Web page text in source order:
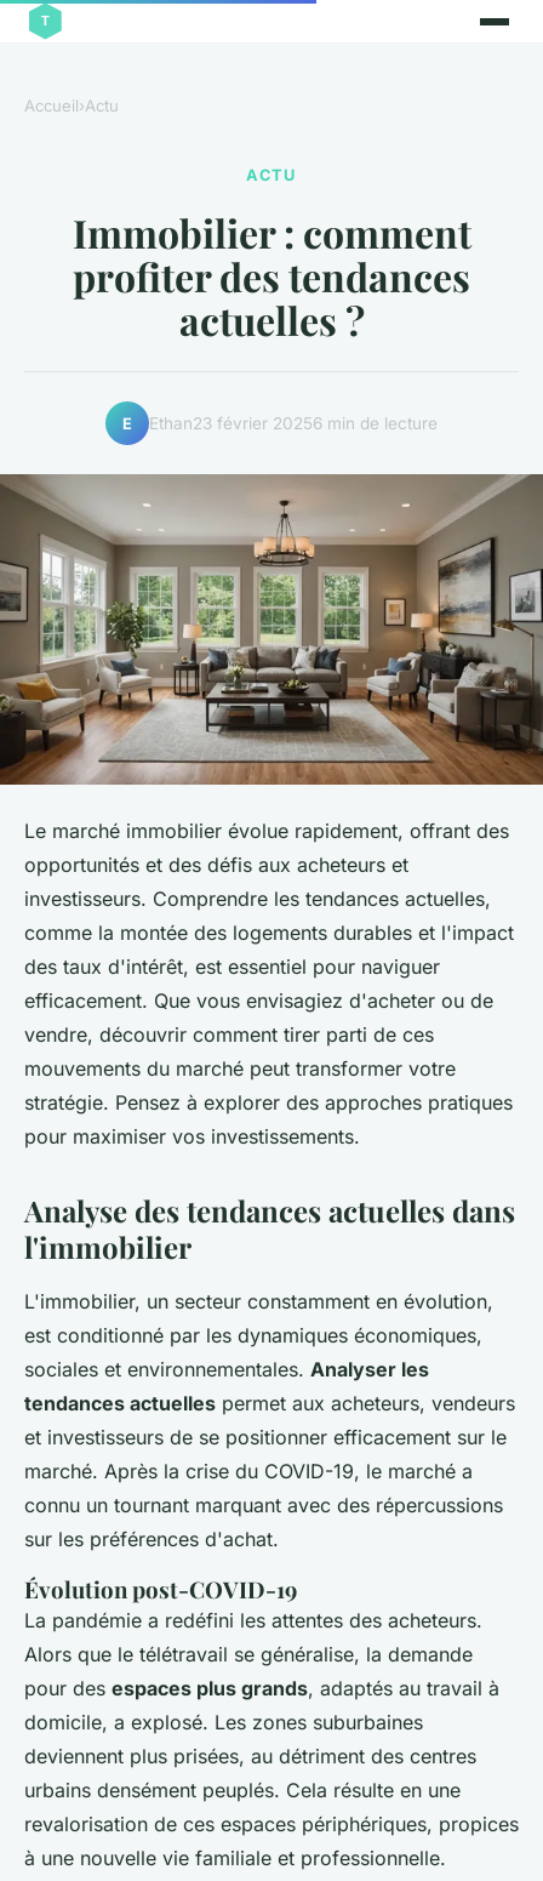
Accueil›Actu
ACTU
Immobilier : comment
profiter des tendances
actuelles ?
E Ethan23 février 20256 min de lecture
Le marché immobilier évolue rapidement, offrant des
opportunités et des défis aux acheteurs et
investisseurs. Comprendre les tendances actuelles,
comme la montée des logements durables et l'impact
des taux d'intérêt, est essentiel pour naviguer
efficacement. Que vous envisagiez d'acheter ou de
vendre, découvrir comment tirer parti de ces
mouvements du marché peut transformer votre
stratégie. Pensez à explorer des approches pratiques
pour maximiser vos investissements.
Analyse des tendances actuelles dans
l'immobilier
L'immobilier, un secteur constamment en évolution,
est conditionné par les dynamiques économiques,
sociales et environnementales. Analyser les
tendances actuelles permet aux acheteurs, vendeurs
et investisseurs de se positionner efficacement sur le
marché. Après la crise du COVID-19, le marché a
connu un tournant marquant avec des répercussions
sur les préférences d'achat.
Évolution post-COVID-19
La pandémie a redéfini les attentes des acheteurs.
Alors que le télétravail se généralise, la demande
pour des espaces plus grands, adaptés au travail à
domicile, a explosé. Les zones suburbaines
deviennent plus prisées, au détriment des centres
urbains densément peuplés. Cela résulte en une
revalorisation de ces espaces périphériques, propices
à une nouvelle vie familiale et professionnelle.